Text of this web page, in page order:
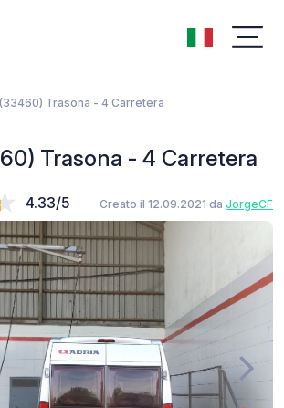
(33460) Trasona - 4 Carretera
Trasona - 4 Carretera
4.33/5 Creato il 12.09.2021 da JorgeCF